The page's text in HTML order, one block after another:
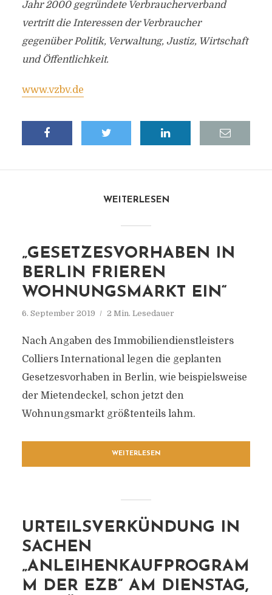
Jahr 2000 gegründete Verbraucherverband
vertritt die Interessen der Verbraucher
gegenüber Politik, Verwaltung, Justiz, Wirtschaft
und Öffentlichkeit.
www.vzbv.de
WEITERLESEN
„GESETZESVORHABEN IN
BERLIN FRIEREN
WOHNUNGSMARKT EIN“
6. September 2019 2 Min. Lesedauer
Nach Angaben des Immobiliendienstleisters
Colliers International legen die geplanten
Gesetzesvorhaben in Berlin, wie beispielsweise
der Mietendeckel, schon jetzt den
Wohnungsmarkt größtenteils lahm.
WEITERLESEN
URTEILSVERKÜNDUNG IN
SACHEN
„ANLEIHENKAUFPROGRAM
M DER EZB“ AM DIENSTAG,